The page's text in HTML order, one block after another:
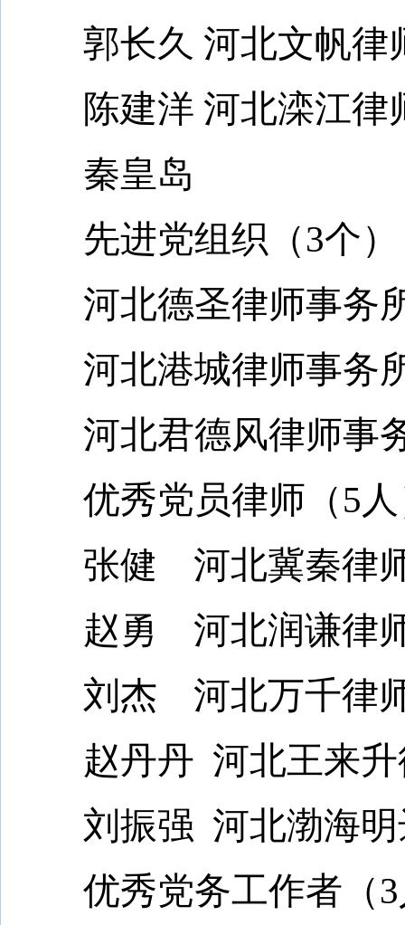
郭长久 河北文帆律
陈建洋 河北滦江律
秦皇岛
先进党组织（3个）
河北德圣律师事务
河北港城律师事务
河北君德风律师事
优秀党员律师（5人
张健 河北冀秦律
赵勇 河北润谦律
刘杰 河北万千律
赵丹丹 河北王来升
刘振强 河北渤海明
优秀党务工作者（3